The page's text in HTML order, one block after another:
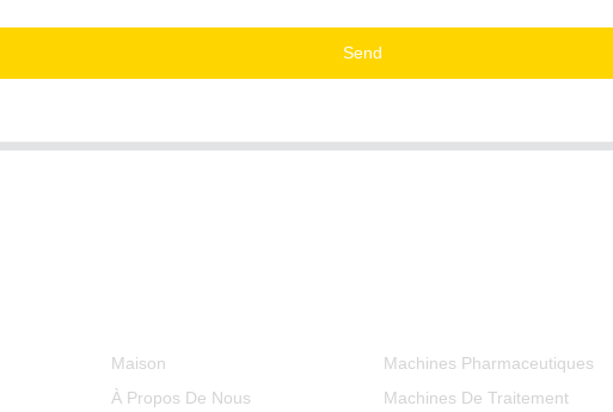
Send
Maison
À Propos De Nous
Machines Pharmaceutiques
Machines De Traitement